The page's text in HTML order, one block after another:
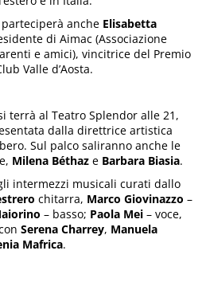
anche Elisabetta
di Aimac (Associazione
e amici), vincitrice del Premio
Valle d’Aosta.
terrà al Teatro Splendor alle 21,
dalla direttrice artistica
Sul palco saliranno anche le
Milena Béthaz e Barbara Biasia.
intermezzi musicali curati dallo
chitarra, Marco Giovinazzo –
– basso; Paola Mei – voce,
Serena Charrey, Manuela
Mafrica.